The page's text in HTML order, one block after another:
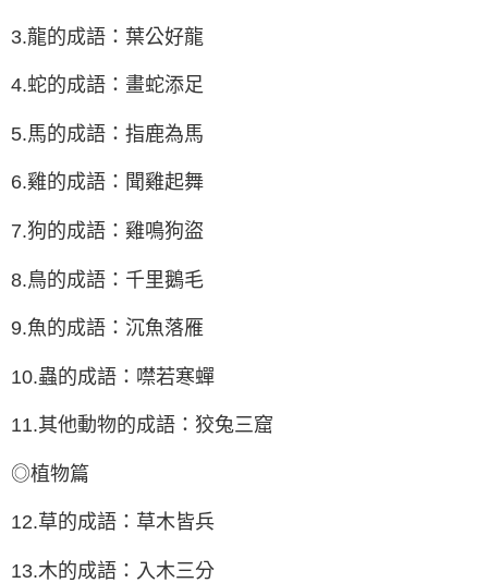
3.龍的成語：葉公好龍
4.蛇的成語：畫蛇添足
5.馬的成語：指鹿為馬
6.雞的成語：聞雞起舞
7.狗的成語：雞鳴狗盜
8.鳥的成語：千里鵝毛
9.魚的成語：沉魚落雁
10.蟲的成語：噤若寒蟬
11.其他動物的成語：狡兔三窟
◎植物篇
12.草的成語：草木皆兵
13.木的成語：入木三分